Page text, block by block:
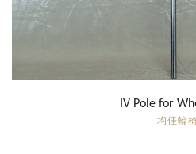
IV Pole for
均佳輪